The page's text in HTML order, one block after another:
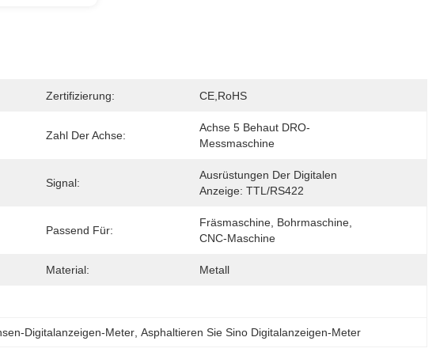
Zertifizierung: CE,RoHS
Zahl Der Achse:
Achse 5 Behaut DRO-
Messmaschine
Signal:
Ausrüstungen Der Digitalen
Anzeige: TTL/RS422
Passend Für:
Fräsmaschine, Bohrmaschine,
CNC-Maschine
Material: Metall
Digitalanzeigen-Meter, Asphaltieren Sie Sino Digitalanzeigen-Meter